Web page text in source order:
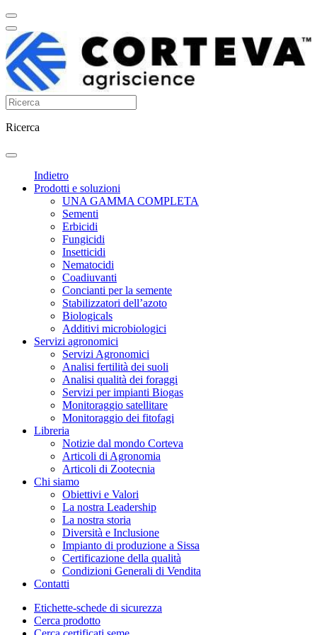
Ricerca
Indietro
Prodotti e soluzioni
UNA GAMMA COMPLETA
Sementi
Erbicidi
Fungicidi
Insetticidi
Nematocidi
Coadiuvanti
Concianti per la semente
Stabilizzatori dell’azoto
Biologicals
Additivi microbiologici
Servizi agronomici
Servizi Agronomici
Analisi fertilità dei suoli
Analisi qualità dei foraggi
Servizi per impianti Biogas
Monitoraggio satellitare
Monitoraggio dei fitofagi
Libreria
Notizie dal mondo Corteva
Articoli di Agronomia
Articoli di Zootecnia
Chi siamo
Obiettivi e Valori
La nostra Leadership
La nostra storia
Diversità e Inclusione
Impianto di produzione a Sissa
Certificazione della qualità
Condizioni Generali di Vendita
Contatti
Etichette-schede di sicurezza
Cerca prodotto